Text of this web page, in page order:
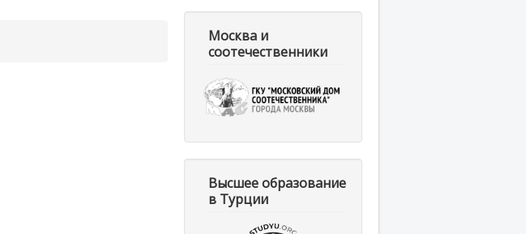
Москва и
соотечественники
Высшее образование
в Турции